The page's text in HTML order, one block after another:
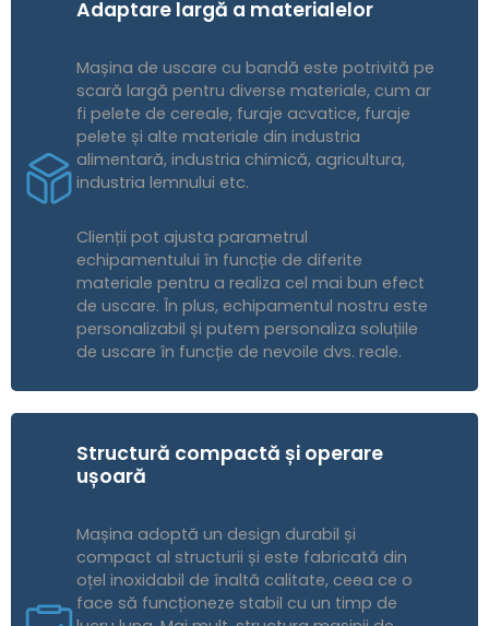
Adaptare largă a materialelor
Mașina de uscare cu bandă este potrivită pe
scară largă pentru diverse materiale, cum ar
fi pelete de cereale, furaje acvatice, furaje
pelete și alte materiale din industria
alimentară, industria chimică, agricultura,
industria lemnului etc.
Clienții pot ajusta parametrul
echipamentului în funcție de diferite
materiale pentru a realiza cel mai bun efect
de uscare. În plus, echipamentul nostru este
personalizabil și putem personaliza soluțiile
de uscare în funcție de nevoile dvs. reale.
Structură compactă și operare
ușoară
Mașina adoptă un design durabil și
compact al structurii și este fabricată din
oțel inoxidabil de înaltă calitate, ceea ce o
face să funcționeze stabil cu un timp de